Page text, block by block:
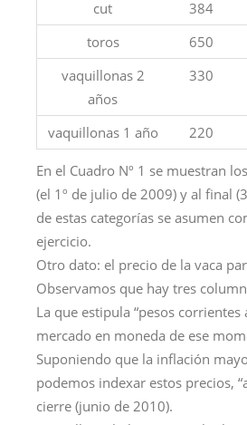
cut
384
toros
650
vaquillonas 2
años
330
vaquillonas 1 año 220
En el Cuadro Nº 1 se muestran
(el 1º de julio de 2009) y al final
de estas categorías se asumen
ejercicio.
Otro dato: el precio de la vaca
Observamos que hay tres
La que estipula “pesos
mercado en moneda de ese
Suponiendo que la inflación
podemos indexar estos precios,
cierre (junio de 2010).